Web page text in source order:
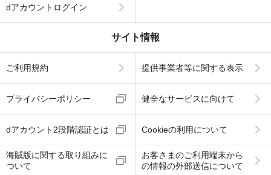
dアカウントログイン
サイト情報
ご利用規約 提供事業者等に関する表示
プライバシーポリシー 健全なサービスに向けて
dアカウント2段階認証とは Cookieの利用について
海賊版に関する取り組みに
ついて
お客さまのご利用端末から
の情報の外部送信について